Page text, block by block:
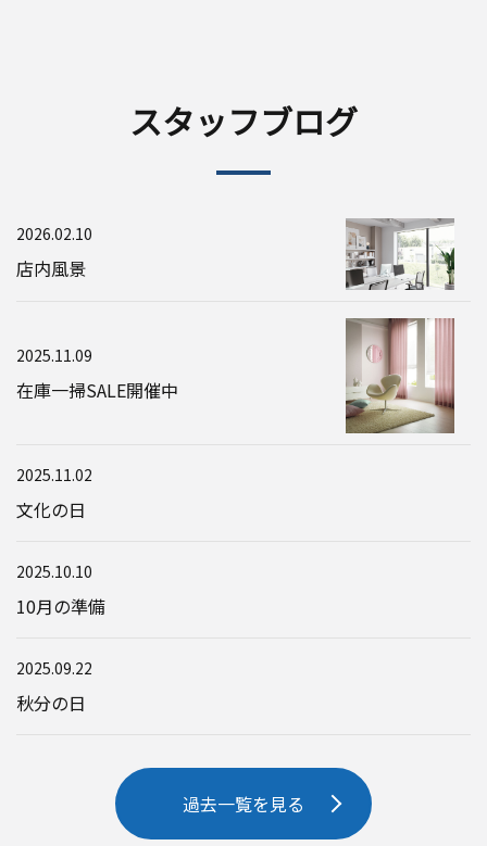
スタッフブログ
2026.02.10
店内風景
2025.11.09
在庫一掃SALE開催中
2025.11.02
文化の日
2025.10.10
10月の準備
2025.09.22
秋分の日
過去一覧を見る